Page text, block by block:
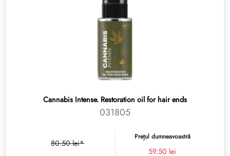
Cannabis Intense. Restoration oil for hair ends
031805
80.50 lei*
Prețul dumneavoastră
59.50 lei